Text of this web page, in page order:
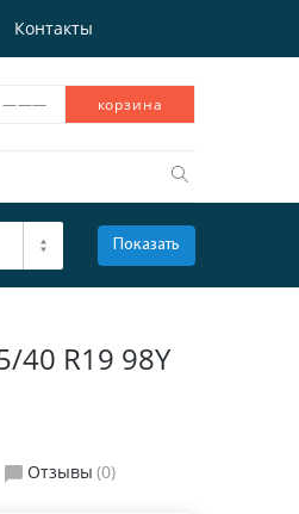
Контакты
——— корзина
ОТКРЫТЬПоказать
40 R19 98Y
Отзывы (0)